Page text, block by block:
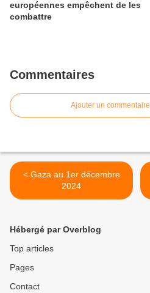
européennes empêchent de les
combattre
Commentaires
Ajouter un commentaire
< Gaza au 1er décembre
2024
Hébergé par Overblog
Top articles
Pages
Contact